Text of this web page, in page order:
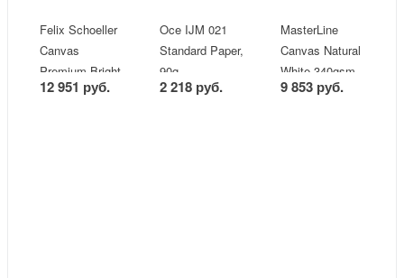
Felix Schoeller
Canvas
Premium Bright
White 410gsm
12 951 руб.
Oce IJM 021
Standard Paper,
90g
2 218 руб.
MasterLine
Canvas Natural
White 340gsm
9 853 руб.